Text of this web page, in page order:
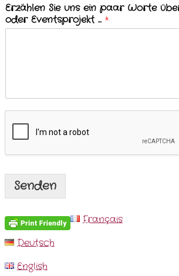
Erzählen Sie uns ein paar Worte
oder Eventsprojekt ... *
Senden
Français
Deutsch
English